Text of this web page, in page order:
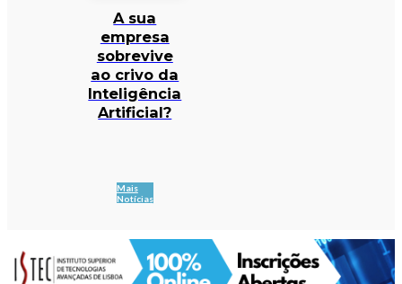
A sua
empresa
sobrevive
ao crivo da
Inteligência
Artificial?
Mais
Notícias